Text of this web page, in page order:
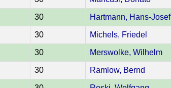
30 Hartmann, Hans-Josef
30 Michels, Friedel
30 Merswolke, Wilhelm
30 Ramlow, Bernd